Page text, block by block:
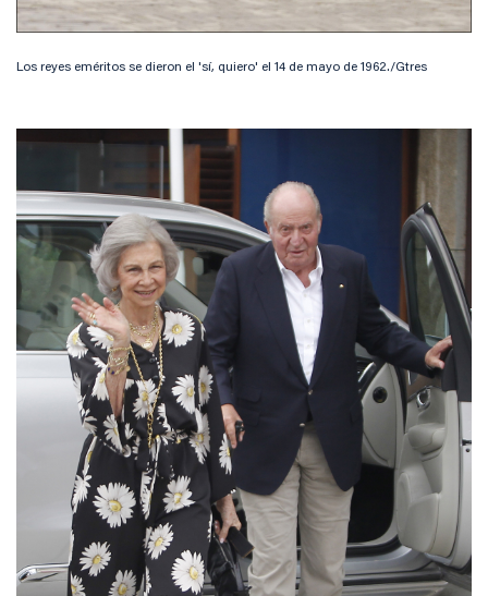
Los reyes eméritos se dieron el 'sí, quiero' el 14 de mayo de 1962./Gtres